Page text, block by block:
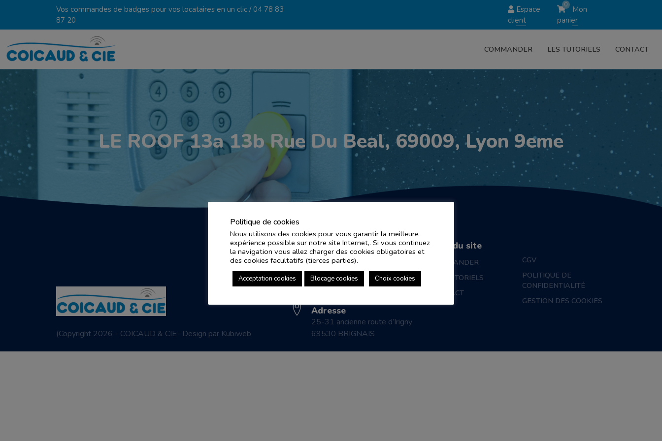
Vos commandes de badges pour vos locataires en un clic /04 78 83
87 20
Espace
client
0
Mon
panier
COMMANDER LES TUTORIELS CONTACT
LE ROOF 13a 13b Rue Du Beal, 69009, Lyon 9eme
(Copyright 2026 - COICAUD & CIE- Design par Kubiweb
Adresse e-mail
controle.coicaud@ascenseurnsa.fr
Numéro de téléphone
04 78 83 87 20
Adresse
25-31 ancienne route d’Irigny
69530 BRIGNAIS
Plan du site
COMMANDER
LES TUTORIELS
CONTACT
CGV
POLITIQUE DE
CONFIDENTIALITÉ
GESTION DES COOKIES
Politique de cookies
Nous utilisons des cookies pour vous garantir la meilleure
expérience possible sur notre site Internet,. Si vous continuez
la navigation vous allez charger des cookies obligatoires et
des cookies facultatifs (tierces parties).
Acceptation cookies Blocage cookies Choix cookies